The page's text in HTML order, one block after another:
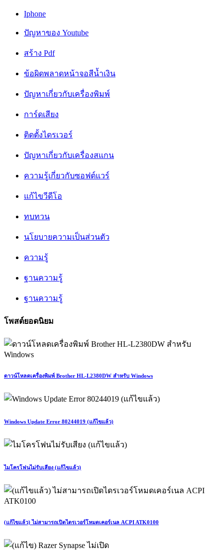
Iphone
ปัญหาของ Youtube
สร้าง Pdf
ข้อผิดพลาดหน้าจอสีน้ำเงิน
ปัญหาเกี่ยวกับเครื่องพิมพ์
การ์ดเสียง
ติดตั้งไดรเวอร์
ปัญหาเกี่ยวกับเครื่องสแกน
ความรู้เกี่ยวกับซอฟต์แวร์
แก้ไขวีดีโอ
ทบทวน
นโยบายความเป็นส่วนตัว
ความรู้
ฐานความรู้
ฐานความรู้
โพสต์ยอดนิยม
ดาวน์โหลดเครื่องพิมพ์ Brother HL-L2380DW สำหรับ Windows
Windows Update Error 80244019 (แก้ไขแล้ว)
ไมโครโฟนไม่รับเสียง (แก้ไขแล้ว)
(แก้ไขแล้ว) ไม่สามารถเปิดไดรเวอร์โหมดเคอร์เนล ACPI ATK0100